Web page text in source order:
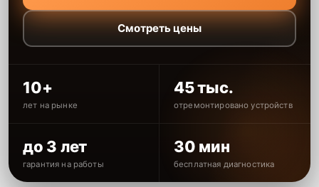
Смотреть цены
10+
лет на рынке
45 тыс.
отремонтировано устройств
до 3 лет
гарантия на работы
30 мин
бесплатная диагностика